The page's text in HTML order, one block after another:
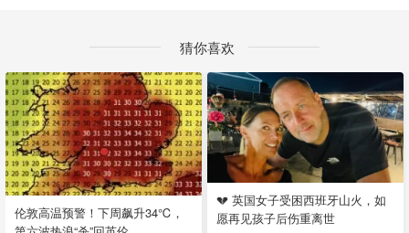
猜你喜欢
伦敦高温预警！下周飙升34℃，
💔 英国女子受困西班牙山火，如
愿再见孩子后伤重离世